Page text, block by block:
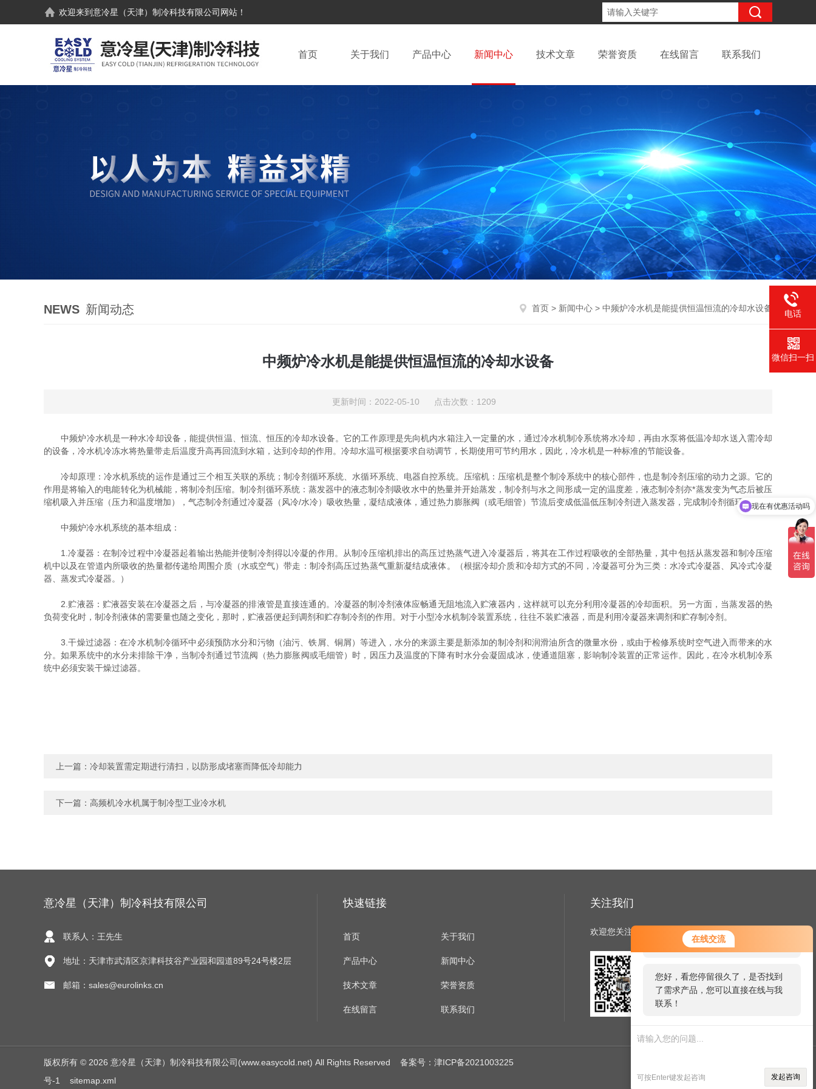
在线交流
您好！欢迎前来咨询，很高兴为您
服务，请问您要咨询什么问题呢？
您好，看您停留很久了，是否找到
了需求产品，您可以直接在线与我
联系！
可按Enter键发起咨询 发起咨询
欢迎来到意冷星（天津）制冷科技有限公司 网站！
首页 关于我们 产品中心 新闻中心 技术文章 荣誉资质 在线留言 联系我们
NEWS 新闻动态 首页 > 新闻中心 > 中频炉冷水机是能提供恒温恒流的冷却水设备
中频炉冷水机是能提供恒温恒流的冷却水设备
更新时间：2022-05-10 点击次数：1209
中频炉冷水机是一种水冷却设备，能提供恒温、恒流、恒压的冷却水设备。它的工作原理是先向机内水箱注入一定量的水，通过冷水机制冷系统将水冷却，再由水泵将低温冷却水送入需冷却
的设备，冷水机冷冻水将热量带走后温度升高再回流到水箱，达到冷却的作用。冷却水温可根据要求自动调节，长期使用可节约用水，因此，冷水机是一种标准的节能设备。
冷却原理：冷水机系统的运作是通过三个相互关联的系统；制冷剂循环系统、水循环系统、电器自控系统。压缩机：压缩机是整个制冷系统中的核心部件，也是制冷剂压缩的动力之源。它的
作用是将输入的电能转化为机械能，将制冷剂压缩。制冷剂循环系统：蒸发器中的液态制冷剂吸收水中的热量并开始蒸发，制冷剂与水之间形成一定的温度差，液态制冷剂亦*蒸发变为气态后被压
缩机吸入并压缩（压力和温度增加），气态制冷剂通过冷凝器（风冷/水冷）吸收热量，凝结成液体，通过热力膨胀阀（或毛细管）节流后变成低温低压制冷剂进入蒸发器，完成制冷剂循环过程。
中频炉冷水机系统的基本组成：
1.冷凝器：在制冷过程中冷凝器起着输出热能并使制冷剂得以冷凝的作用。从制冷压缩机排出的高压过热蒸气进入冷凝器后，将其在工作过程吸收的全部热量，其中包括从蒸发器和制冷压缩
机中以及在管道内所吸收的热量都传递给周围介质（水或空气）带走：制冷剂高压过热蒸气重新凝结成液体。（根据冷却介质和冷却方式的不同，冷凝器可分为三类：水冷式冷凝器、风冷式冷凝
器、蒸发式冷凝器。）
2.贮液器：贮液器安装在冷凝器之后，与冷凝器的排液管是直接连通的。冷凝器的制冷剂液体应畅通无阻地流入贮液器内，这样就可以充分利用冷凝器的冷却面积。另一方面，当蒸发器的热
负荷变化时，制冷剂液体的需要量也随之变化，那时，贮液器便起到调剂和贮存制冷剂的作用。对于小型冷水机制冷装置系统，往往不装贮液器，而是利用冷凝器来调剂和贮存制冷剂。
3.干燥过滤器：在冷水机制冷循环中必须预防水分和污物（油污、铁屑、铜屑）等进入，水分的来源主要是新添加的制冷剂和润滑油所含的微量水份，或由于检修系统时空气进入而带来的水
分。如果系统中的水分未排除干净，当制冷剂通过节流阀（热力膨胀阀或毛细管）时，因压力及温度的下降有时水分会凝固成冰，使通道阻塞，影响制冷装置的正常运作。因此，在冷水机制冷系
统中必须安装干燥过滤器。
上一篇： 冷却装置需定期进行清扫，以防形成堵塞而降低冷却能力
下一篇： 高频机冷水机属于制冷型工业冷水机
意冷星（天津）制冷科技有限公司
联系人：王先生
地址：天津市武清区京津科技谷产业园和园道89号24号楼2层
邮箱：sales@eurolinks.cn
快速链接
首页 关于我们
产品中心 新闻中心
技术文章 荣誉资质
在线留言 联系我们
关注我们
欢迎您关注我们的微信公众号了解更多信息
扫一扫
关注我们
版权所有 © 2026 意冷星（天津）制冷科技有限公司(www.easycold.net) All Rights Reserved 备案号：津ICP备2021003225
号-1
sitemap.xml
电话
微信扫一扫
现在有优惠活动吗